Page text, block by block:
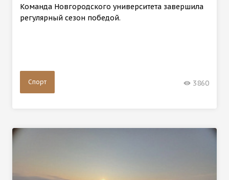
Команда Новгородского университета завершила
регулярный сезон победой.
Спорт 3860